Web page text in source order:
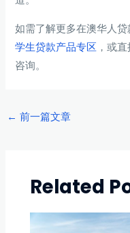
如需了解更多在澳华人
学生贷款产品专区 ，或
咨询。
Post
← 前一篇文章
Related